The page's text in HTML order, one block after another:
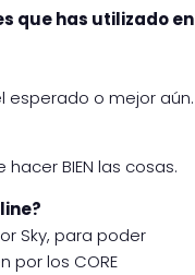
que has utilizado en
esperado o mejor aún.
BIEN las cosas.
Sky, para poder
por los CORE